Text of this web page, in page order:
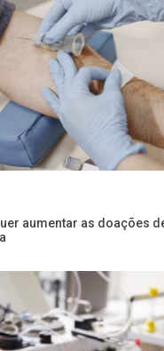
aumentar as doações